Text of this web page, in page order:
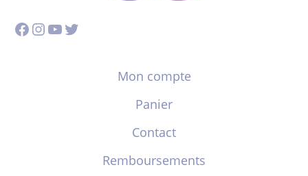
Facebook
Instagram
YouTube
Twitter
Mon compte
Panier
Contact
Remboursements